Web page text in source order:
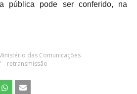
pública pode ser conferido, na
das Comunicações
retransmissão